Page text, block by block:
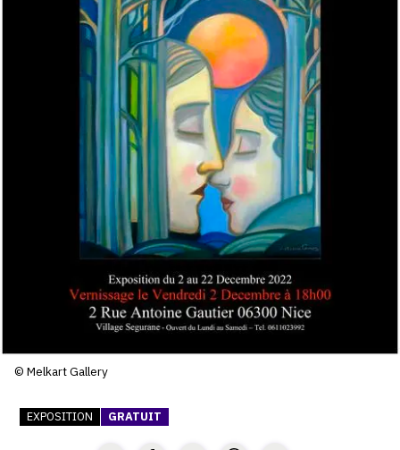
SERVICES
CRÉER SON CATALOGUE RAISONNÉ
ABONNEMENTS DÉDIÉS AUX GALERISTES
CRÉER SON SITE ARTISTE
CRÉER SON CATALOGUE D'EXPO
PUBLIER SES EXPOSITIONS
DEVENIR CONTRIBUTEUR
À PROPOS
L'ÉQUIPE OAM
CONTACT
© Melkart Gallery
EXPOSITION GRATUIT